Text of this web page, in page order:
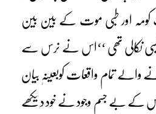
کومہ اور طبی موت کے بین بین
نکالی تھی ‘‘اس نے نرس سے
والے تمام واقعات کوبعینہٖ بیان
کے بے جسم وجود نے خود دیکھے